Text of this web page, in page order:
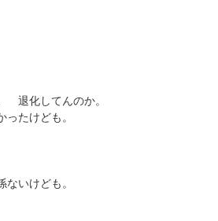
退化してんのか。
たけども。
いけども。